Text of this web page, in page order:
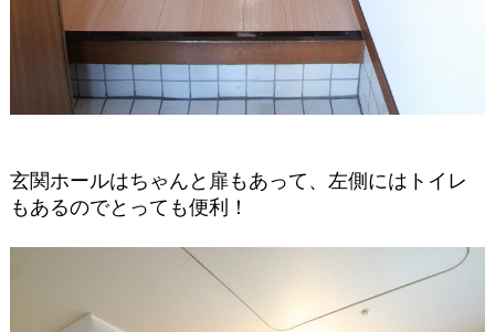
玄関ホールはちゃんと扉もあって、左側にはトイレ
もあるのでとっても便利！